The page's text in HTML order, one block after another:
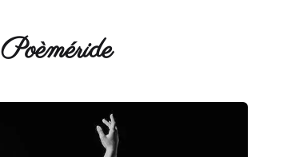
Poèméride